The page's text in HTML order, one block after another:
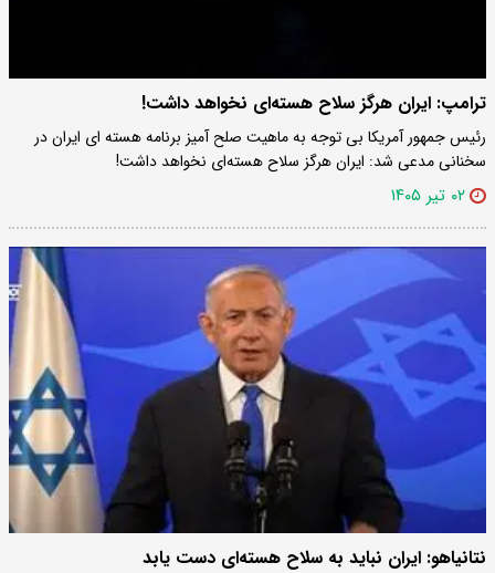
ترامپ: ایران هرگز سلاح هسته‌ای نخواهد داشت!
رئیس جمهور آمریکا بی توجه به ماهیت صلح آمیز برنامه هسته ای ایران در
سخنانی مدعی شد: ایران هرگز سلاح هسته‌ای نخواهد داشت!
۰۲ تیر ۱۴۰۵
نتانیاهو: ایران نباید به سلاح هسته‌ای دست یابد